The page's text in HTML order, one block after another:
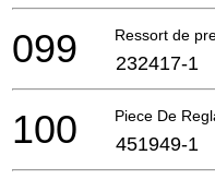
Ressort de
099 232417-1
Piece De
100 451949-1